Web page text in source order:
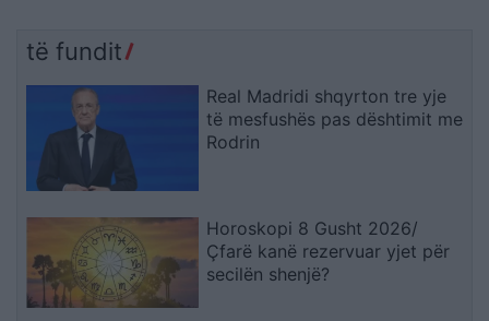
të fundit
Real Madridi shqyrton tre yje
të mesfushës pas dështimit me
Rodrin
Horoskopi 8 Gusht 2026/
Çfarë kanë rezervuar yjet për
secilën shenjë?